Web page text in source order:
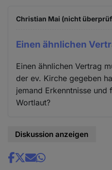
Christian Mai (nicht
Einen ähnlichen
Einen ähnlichen Vertrag
der ev. Kirche gegeben
jemand Erkenntnisse
Wortlaut?
Diskussion anzeigen
Share